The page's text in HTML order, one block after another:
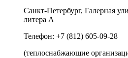
Санкт-Петербург, Галерная
литера А
Телефон: +7 (812) 605-09-28
(теплоснабжающие